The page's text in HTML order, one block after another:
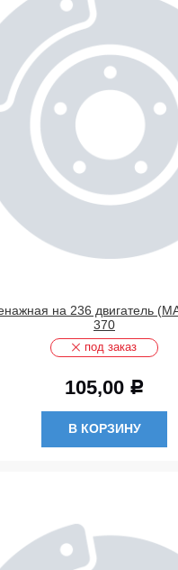
на 236 двигатель
370
под заказ
105,00 Р
В КОРЗИНУ